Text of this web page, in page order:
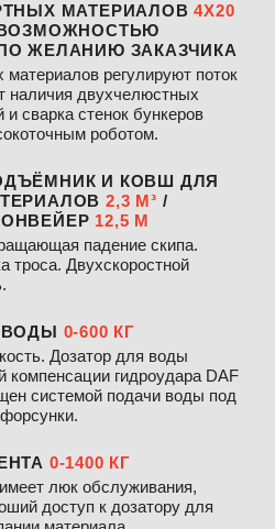
МАТЕРИАЛОВ4Х20
ЖЕЛАНИЮ ЗАКАЗЧИКА
материалов регулируют поток
наличия двухчелюстных
и сварка стенок бункеров
роботом.
И КОВШ ДЛЯ
2,3 М³ /
12,5 М
падение скипа.
троса. Двухскоростной
ВОДЫ 0-600 КГ
Дозатор для воды
компенсации гидроудара DAF
системой подачи воды под
0-1400 КГ
люк обслуживания,
доступ к дозатору для